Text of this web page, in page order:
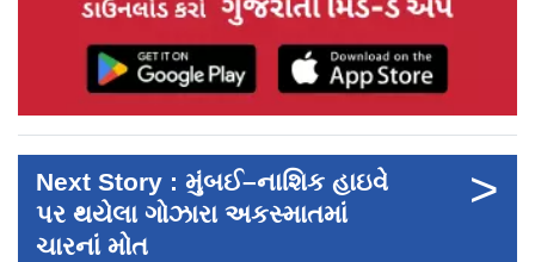
Next Story : મુંબઈ–નાશિક હાઇવે
પર થયેલા ગોઝારા અકસ્માતમાં
ચારનાં મોત
>